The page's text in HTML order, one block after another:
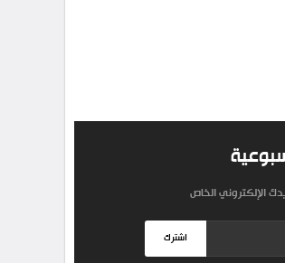
الإلكتروني الخاص
اشترك